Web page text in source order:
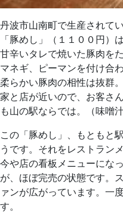
丹波市山南町で生産されて
「豚めし」（１１００円）
甘辛いタレで焼いた豚肉を
マネギ、ピーマンを付け合
柔らかい豚肉の相性は抜群
家と店が近いので、お客さ
も山の駅ならでは。（味噌
この「豚めし」、もともと
うです。それをレストラン
今や店の看板メニューにな
が、ほぼ完売の状態です。
ァンが広がっています。一
す。